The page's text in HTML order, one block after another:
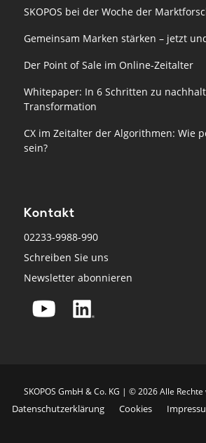
SKOPOS bei der Woche der
Gemeinsam Marken stärken – jetzt
Der Point of Sale im Online-Zeitalter
Whitepaper: In 6 Schritten zu
Transformation
CX im Zeitalter der Algorithmen: Wie
sein?
Kontakt
02233-9988-990
Schreiben Sie uns
Newsletter abonnieren
SKO­POS GmbH & Co. KG | © 2026 Alle
Datenschutzerklärung Cookies